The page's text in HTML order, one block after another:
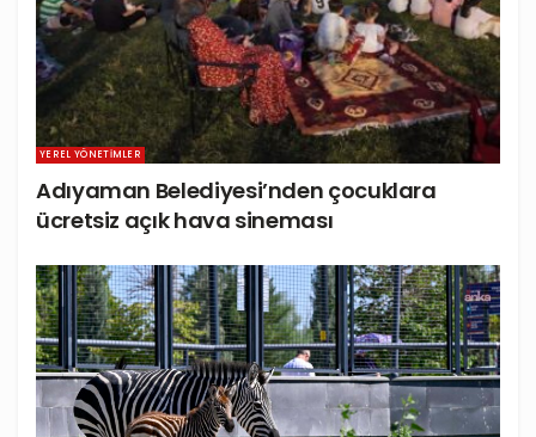
YEREL YÖNETIMLER
Adıyaman Belediyesi’nden çocuklara
ücretsiz açık hava sineması